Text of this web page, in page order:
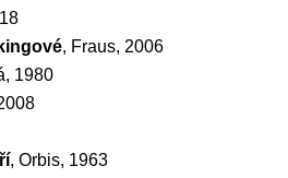
, Fraus, 2006
1980
, Orbis, 1963